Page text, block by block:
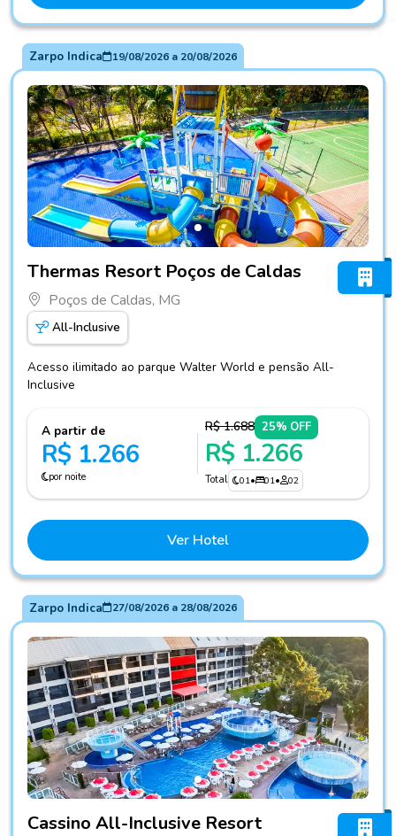
Zarpo Indica 19/08/2026a 20/08/2026
Thermas Resort Poços de Caldas
Poços de Caldas, MG
All-Inclusive
Acesso ilimitado ao parque Walter World e pensão All-
Inclusive
A partir de
R$ 1.266
por noite
R$ 1.688 25% OFF
R$ 1.266
Total 01• 01• 02
Ver Hotel
Zarpo Indica 27/08/2026a 28/08/2026
Cassino All-Inclusive Resort